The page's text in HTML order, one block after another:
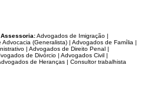
Advogados de Imigração |
(Generalista) | Advogados de Família |
| Advogados de Direito Penal |
de Divórcio | Advogados Civil |
de Heranças | Consultor trabalhista